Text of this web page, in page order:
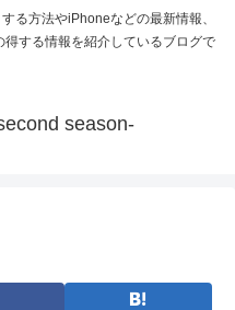
る方法やiPhoneなどの最新情報、
する情報を紹介しているブログで
season-